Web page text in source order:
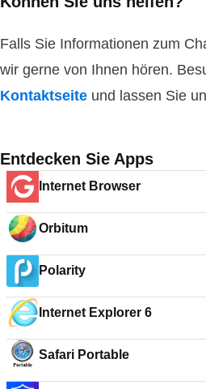
Falls Sie Informationen zum
wir gerne von Ihnen hören.
Kontaktseite und lassen Sie
Entdecken Sie Apps
Internet Browser
Orbitum
Polarity
Internet Explorer 6
Safari Portable